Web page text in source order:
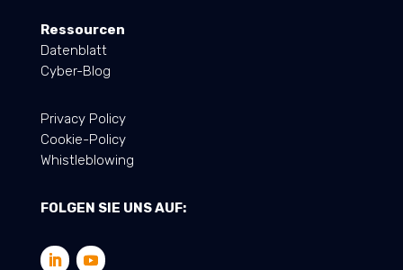
Ressourcen
Datenblatt
Cyber-Blog
Privacy Policy
Cookie-Policy
Whistleblowing
FOLGEN SIE UNS AUF: